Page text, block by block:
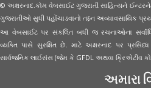
© અક્ષરનાદ.કોમ વેબસાઈટ ગુજરાતી સાહિત્યને
ગુજરાતીઓ સુધી પહોંચાડવાનો તદ્દન અવ્યાવસાયિક
આ વેબસાઈટ પર સંકલિત બધી જ રચનાઓના
વ્યક્તિ પાસે સુરક્ષિત છે. માટે અક્ષરનાદ પર
સાર્વજનિક લાઈસંસ (જેમ કે GFDL અથવા ક્રિએટીવ
અમારા